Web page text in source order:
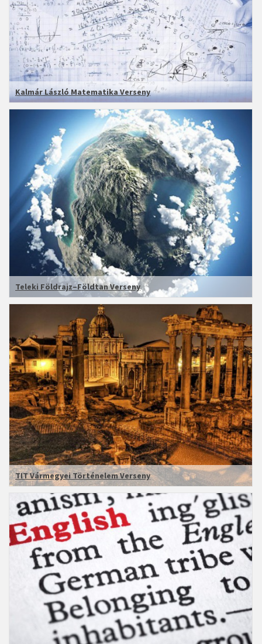
Kalmár László Matematika Verseny
Teleki Földrajz–Földtan Verseny
TIT Vármegyei Történelem Verseny